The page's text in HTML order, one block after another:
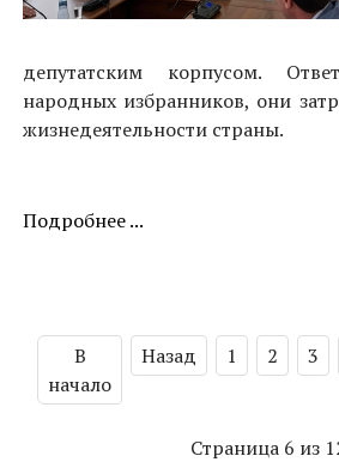
депутатским корпусом.
народных избранников, они
жизнедеятельности страны.
Подробнее ...
В
начало
Назад 1 2 3
Страница 6 из